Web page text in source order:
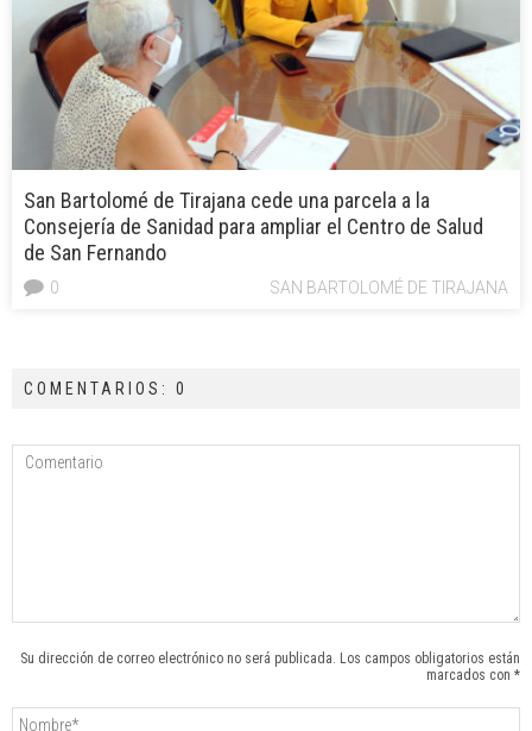
San Bartolomé de Tirajana cede una parcela a la
Consejería de Sanidad para ampliar el Centro de Salud
de San Fernando
SAN BARTOLOMÉ DE TIRAJANA
0
COMENTARIOS: 0
Su dirección de correo electrónico no será publicada. Los campos obligatorios están
marcados con *